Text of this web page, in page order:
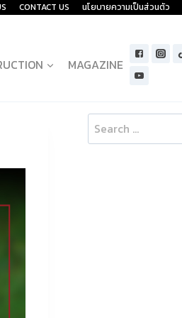
CONTACT US นโยบายความเป็นส่วนตัว
MAGAZINE
Search
for: